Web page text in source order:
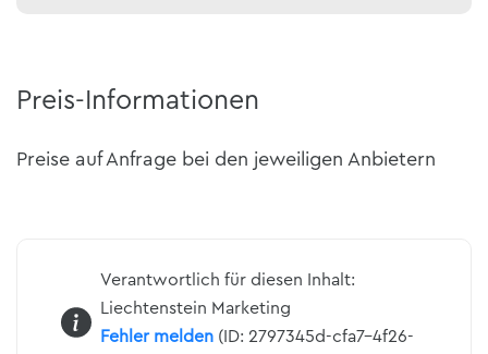
Preis-Informationen
Preise auf Anfrage bei den jeweiligen Anbietern
Verantwortlich für diesen Inhalt:
Liechtenstein Marketing
Fehler melden(ID: 2797345d-cfa7-4f26-